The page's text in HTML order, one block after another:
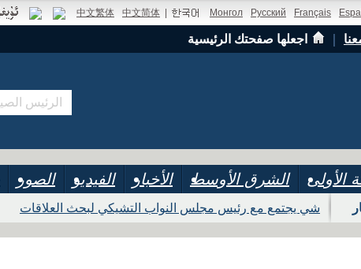
Français
Русский
Монгол
中文简体
中文繁体
اجعلها صفحتك الرئيسية
الأولى الشرق الأوسط الأخبار الفيديو الصور
شي يجتمع مع رئيس مجلس النواب التشيكي لبحث العلاقات